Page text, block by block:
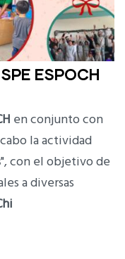
ESPOCH
en conjunto con
la actividad
", con el objetivo de
a diversas